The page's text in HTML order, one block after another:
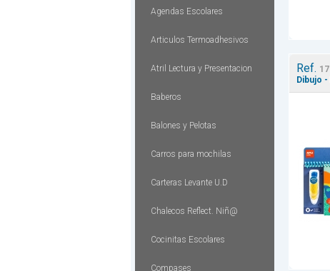
Agendas Escolares
Articulos Termoadhesivos
Atril Lectura y Presentacion
Baberos
Balones y Pelotas
Carros para mochilas
Carteras Levante U.D
Chalecos Reflect. Niñ@
Cocinitas Escolares
Compases
Ref.
Dibujo